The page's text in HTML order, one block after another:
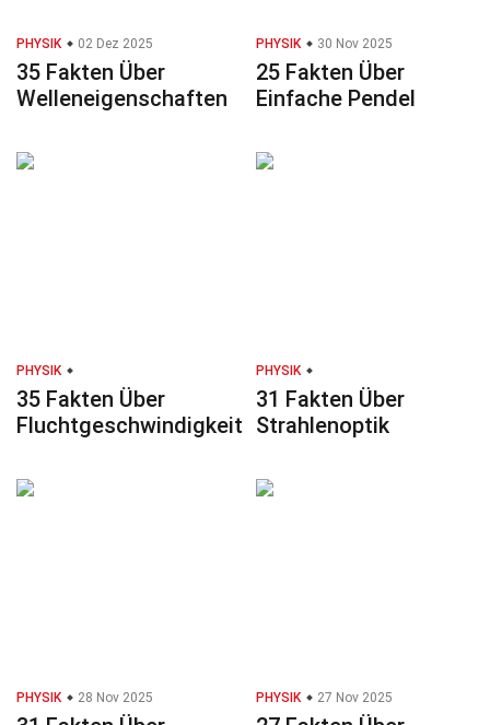
PHYSIK 02 Dez 2025
35 Fakten Über
Welleneigenschaften
PHYSIK 30 Nov 2025
25 Fakten Über
Einfache Pendel
PHYSIK
35 Fakten Über
Fluchtgeschwindigkeit
PHYSIK
31 Fakten Über
Strahlenoptik
PHYSIK 28 Nov 2025 PHYSIK 27 Nov 2025